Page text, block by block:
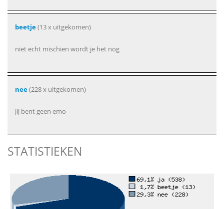
beetje(13 x uitgekomen)
niet echt mischien wordt je het nog
nee(228 x uitgekomen)
jij bent geen emo
STATISTIEKEN